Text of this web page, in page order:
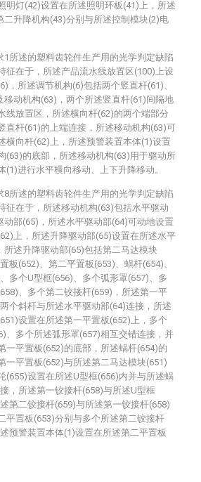
明灯(42)设置在所述照明环板(41)上，所述
二升降机构(43)分别与所述控制模块(2)电
1所述的塑料齿轮件生产用的光学判定缺陷
征在于，所述产品流水线放置区(100)上设
，所述调节机构(6)包括两个竖直杆(61)、
移动机构(63)，两个所述竖直杆(61)间隔地
线放置区，所述横向杆(62)的两个端部分
直杆(61)的上端连接，所述移动机构(63)可
横向杆(62)上，所述预警装置本体(1)设置
(63)的底部，所述移动机构(63)用于驱动所
(1)进行水平横向移动、上下升降移动。
8所述的塑料齿轮件生产用的光学判定缺陷
征在于，所述移动机构(63)包括水平驱动
动部(65)，所述水平驱动部(64)可动地设置
上，所述升降驱动部(65)设置在所述水平
所述升降驱动部(65)包括第二马达模块
板(652)、第二平置板(653)、蜗杆(654)、
多个U型框(656)、多个弧形罩(657)、多
、多个第二铰接杆(659)，所述第一平
个斜杆与所述水平驱动部(64)连接，所述
设置在所述第一平置板(652)上，多个
、多个所述弧形罩(657)相互交错连接，并
一平置板(652)的底部，所述蜗杆(654)的
一平置板(652)与所述第二马达模块(651)
(655)设置在所述U型框(656)内并与所述蜗
，所述第一铰接杆(658)与所述U型框
第二铰接杆(659)与所述第一铰接杆(658)
平置板(653)分别与多个所述第二铰接杆
预警装置本体(1)设置在所述第二平置板